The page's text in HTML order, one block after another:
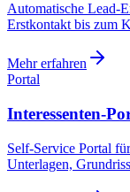
Automatische Lead-
Erstkontakt bis zum
Mehr erfahren
Portal
Interessenten-
Self-Service Portal
Unterlagen,